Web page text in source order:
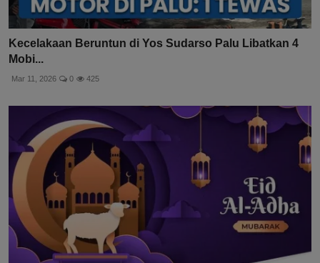
Kecelakaan Beruntun di Yos Sudarso Palu Libatkan 4
Mobi...
Mar 11, 2026 0 425